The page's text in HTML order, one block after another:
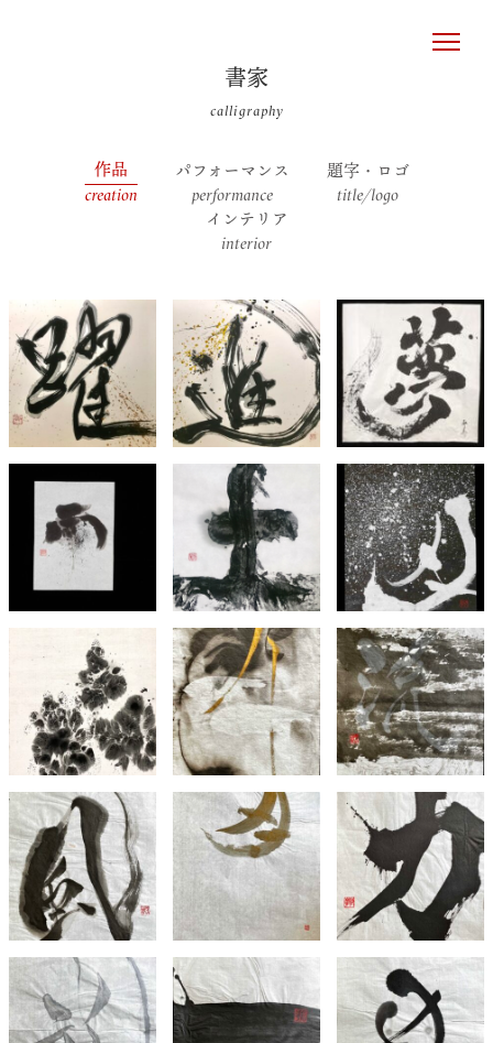
書家
calligraphy
作品
creation
パフォーマンス
performance
題字・ロゴ
title/logo
インテリア
interior